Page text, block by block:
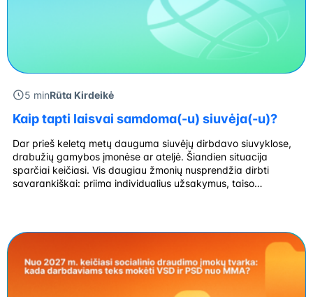
5 minRūta Kirdeikė
Kaip tapti laisvai samdoma(-u) siuvėja(-u)?
Dar prieš keletą metų dauguma siuvėjų dirbdavo siuvyklose,
drabužių gamybos įmonėse ar ateljė. Šiandien situacija
sparčiai keičiasi. Vis daugiau žmonių nusprendžia dirbti
savarankiškai: priima individualius užsakymus, taiso
nuotoliniu būdu, kai matavimai […]